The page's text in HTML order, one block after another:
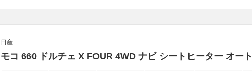
日産
モコ 660 ドルチェ X FOUR 4WD ナビ シートヒーター オート